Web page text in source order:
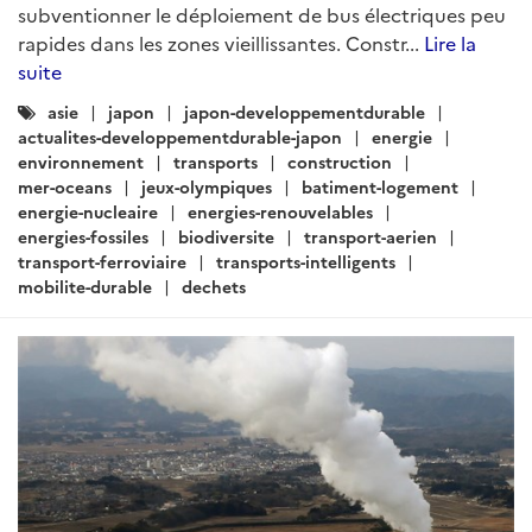
ARTICLE
Environnement, Transport,
Construction - Mars 2019 (II)
Rédigé par : SER de Tokyo - Pôle Développement Durable
mars 2019
TransportFocus : Le Japon lève l’interdiction de
covoiturage pour soutenir le transport ruralEt aussi